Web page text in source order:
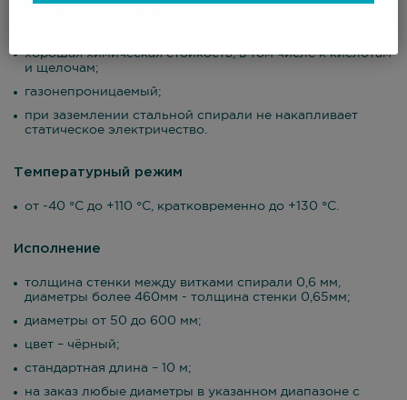
очень гибкий и легкий;
хорошая химическая стойкость, в том числе к кислотам
и щелочам;
газонепроницаемый;
при заземлении стальной спирали не накапливает
статическое электричество.
Температурный режим
от -40 °С до +110 °С, кратковременно до +130 °С.
Исполнение
толщина стенки между витками спирали 0,6 мм,
диаметры более 460мм - толщина стенки 0,65мм;
диаметры от 50 до 600 мм;
цвет – чёрный;
стандартная длина – 10 м;
на заказ любые диаметры в указанном диапазоне с